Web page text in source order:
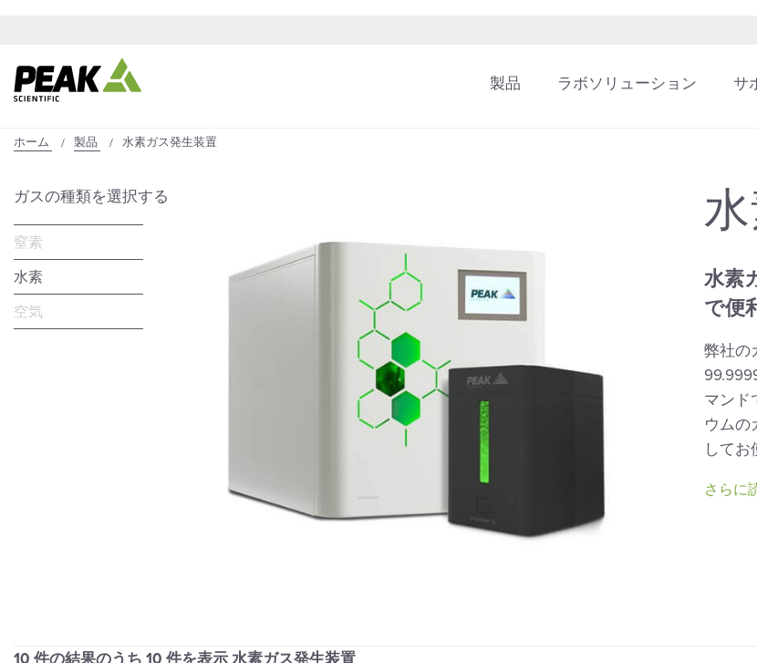
製品 ラボソリューション サ
ホーム 製品 水素ガス発生装置
ガスの種類を選択する
窒素
水素
空気
水素
で便
弊社の
マンド
ウムの
してお
さらに
10 件の結果のうち 10 件を表示 水素ガス発生装置